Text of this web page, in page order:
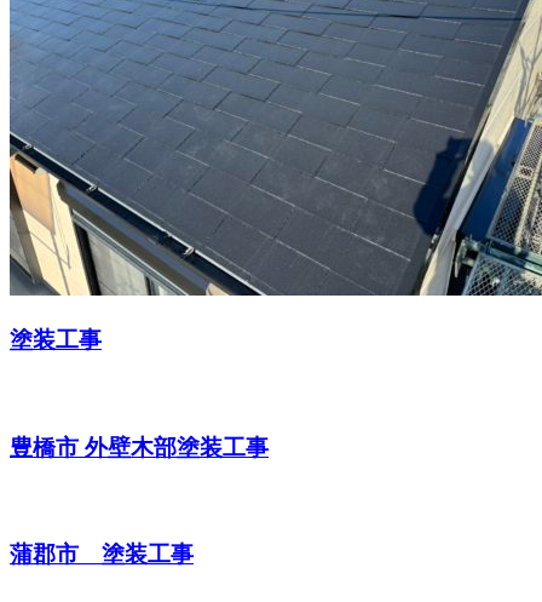
塗装工事
豊橋市 外壁木部塗装工事
蒲郡市 塗装工事